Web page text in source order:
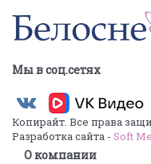
Мы в соц.сетях
Копирайт. Все права
Разработка сайта - Soft
О компании